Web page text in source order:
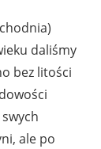
daliśmy
bez litości
ale po